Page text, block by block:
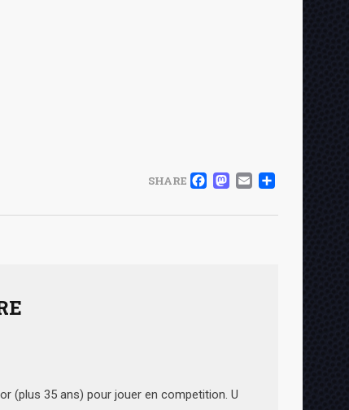
SHARE FACEBOOK
EMAIL
(plus 35 ans) pour jouer en competition. U